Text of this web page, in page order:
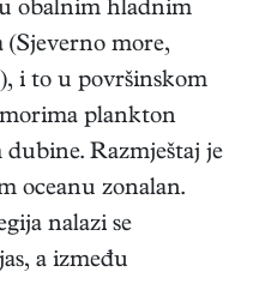
obalnim hladnim
more,
i to u površinskom
plankton
Razmještaj je
oceanu zonalan.
nalazi se
a između